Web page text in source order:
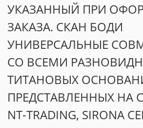
УКАЗАННЫЙ ПРИ
ЗАКАЗА. СКАН БОДИ
УНИВЕРСАЛЬНЫЕ
СО ВСЕМИ
ТИТАНОВЫХ
ПРЕДСТАВЛЕННЫХ НА
NT-TRADING, SIRONA